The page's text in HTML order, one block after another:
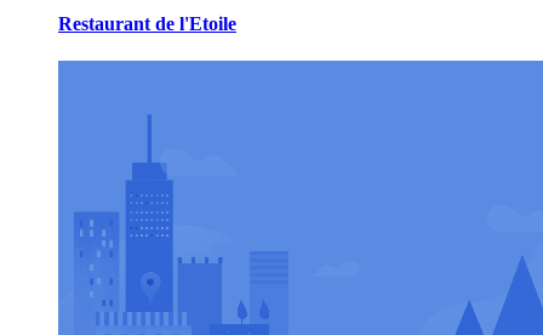
Restaurant de l'Etoile